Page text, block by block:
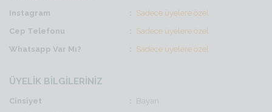
Instagram
Sadece üyelere özel
Cep Telefonu
Sadece üyelere özel
Whatsapp Var Mı?
Sadece üyelere özel
ÜYELİK BİLGİLERİNİZ
Cinsiyet
Bayan